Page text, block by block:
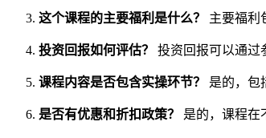
这个课程的主要福利是什么？ 主要福利
投资回报如何评估？ 投资回报可以通过
课程内容是否包含实操环节？ 是的，包
是否有优惠和折扣政策？ 是的，课程在